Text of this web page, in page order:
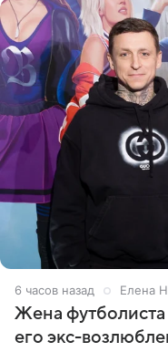
6 часов назад Елена
Жена
его экс-